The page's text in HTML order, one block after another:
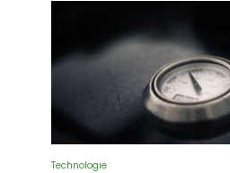
Technologie